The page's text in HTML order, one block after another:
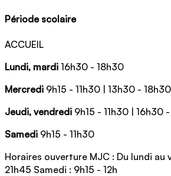
Période scolaire
ACCUEIL
Lundi, mardi 16h30 - 18h30
Mercredi 9h15 - 11h30 | 13h30 - 18h30
Jeudi, vendredi 9h15 - 11h30 | 16h30
Samedi 9h15 - 11h30
Horaires ouverture MJC : Du lundi au
21h45 Samedi : 9h15 - 12h